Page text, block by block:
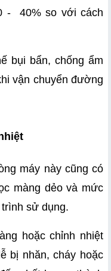
-  40% so với cách
bụi bẩn, chống ẩm
vận chuyển đường
máy này cũng có
màng dẻo và mức
sử dụng.
hoặc chỉnh nhiệt
bị nhăn, cháy hoặc